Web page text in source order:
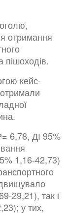
отримання
пішоходів.
кейс-
6,78, ДІ 95%
1,16-42,73)
29,21), так і
у тих,